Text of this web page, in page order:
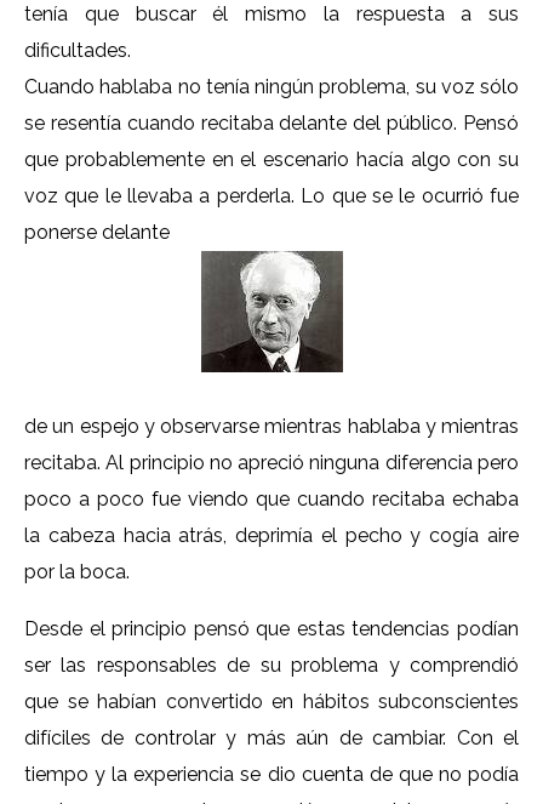
tenía que buscar él mismo la respuesta a sus
dificultades.
Cuando hablaba no tenía ningún problema, su voz sólo
se resentía cuando recitaba delante del público. Pensó
que probablemente en el escenario hacía algo con su
voz que le llevaba a perderla. Lo que se le ocurrió fue
ponerse delante
de un espejo y observarse mientras hablaba y mientras
recitaba. Al principio no apreció ninguna diferencia pero
poco a poco fue viendo que cuando recitaba echaba
la cabeza hacia atrás, deprimía el pecho y cogía aire
por la boca.
Desde el principio pensó que estas tendencias podían
ser las responsables de su problema y comprendió
que se habían convertido en hábitos subconscientes
difíciles de controlar y más aún de cambiar. Con el
tiempo y la experiencia se dio cuenta de que no podía